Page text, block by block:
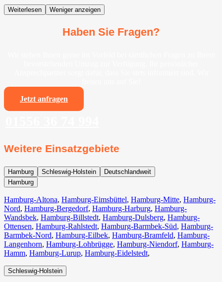
Weiterlesen Weniger anzeigen
Haben Sie Fragen?
Jetzt anfragen
Weitere Einsatzgebiete
Hamburg Schleswig-Holstein
Deutschlandweit
Hamburg
Hamburg-Altona, Hamburg-Eimsbüttel, Hamburg-Mitte, Hamburg-
Nord, Hamburg-Bergedorf, Hamburg-Harburg, Hamburg-
Wandsbek, Hamburg-Billstedt, Hamburg-Dulsberg, Hamburg-
Ottensen, Hamburg-Rahlstedt, Hamburg-Barmbek-Süd, Hamburg-
Barmbek-Nord, Hamburg-Eilbek, Hamburg-Bramfeld, Hamburg-
Langenhorn, Hamburg-Lohbrügge, Hamburg-Niendorf, Hamburg-
Hamm, Hamburg-Lurup, Hamburg-Eidelstedt,
Schleswig-Holstein